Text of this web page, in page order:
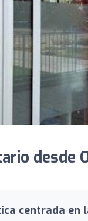
desde
centrada en